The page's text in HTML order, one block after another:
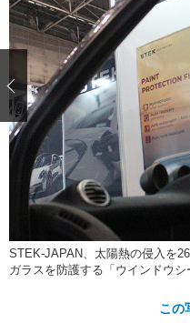
注目の記事
ショップレポート
自動車豆知識
鈑金・塗装
ディテイリング
ディテイリング
ヘッドライト磨き
フィルム・ラッピング
鈑金・塗装
小キズ直し
特集記事
ストップ 不具合修理＆粗悪修理
コラム
ショップ紹介
ショップレポート
レストア
カーメーカー「旧車」関連プロ
ェクト
イベント
STEK-JAPAN、太陽熱の侵入を
ガラスを防護する「ウインドウ
この